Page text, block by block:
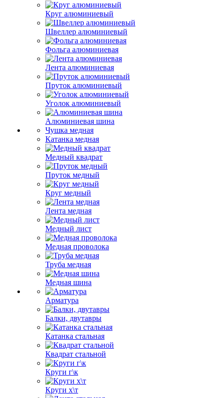
Круг алюминиевый
Швеллер алюминиевый
Фольга алюминиевая
Лента алюминиевая
Пруток алюминиевый
Уголок алюминиевый
Алюминиевая шина
Чушка медная
Катанка медная
Медный квадрат
Пруток медный
Круг медный
Лента медная
Медный лист
Медная проволока
Труба медная
Медная шина
Арматура
Балки, двутавры
Катанка стальная
Квадрат стальной
Круги г\к
Круги х\т